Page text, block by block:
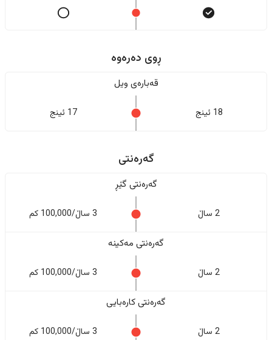
ڕوی دەرەوە
قەبارەی ویل
18 ئینج 17 ئینج
گەرەنتی
گەرەنتی گێڕ
2 ساڵ 3 ساڵ/100,000 کم
گەرەنتی مەکینە
2 ساڵ 3 ساڵ/100,000 کم
گەرەنتی کارەبایی
2 ساڵ 3 ساڵ/100,000 کم